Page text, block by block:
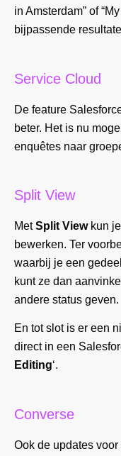
in Amsterdam” of
bijpassende
Service Cloud
De feature
beter. Het is nu
enquêtes naar
Split View
MetSplit Viewkun je
bewerken. Ter
waarbij je een
kunt ze dan
andere status geven.
En tot slot is er een
direct in een
Editing‘.
Converse
Ook de updates